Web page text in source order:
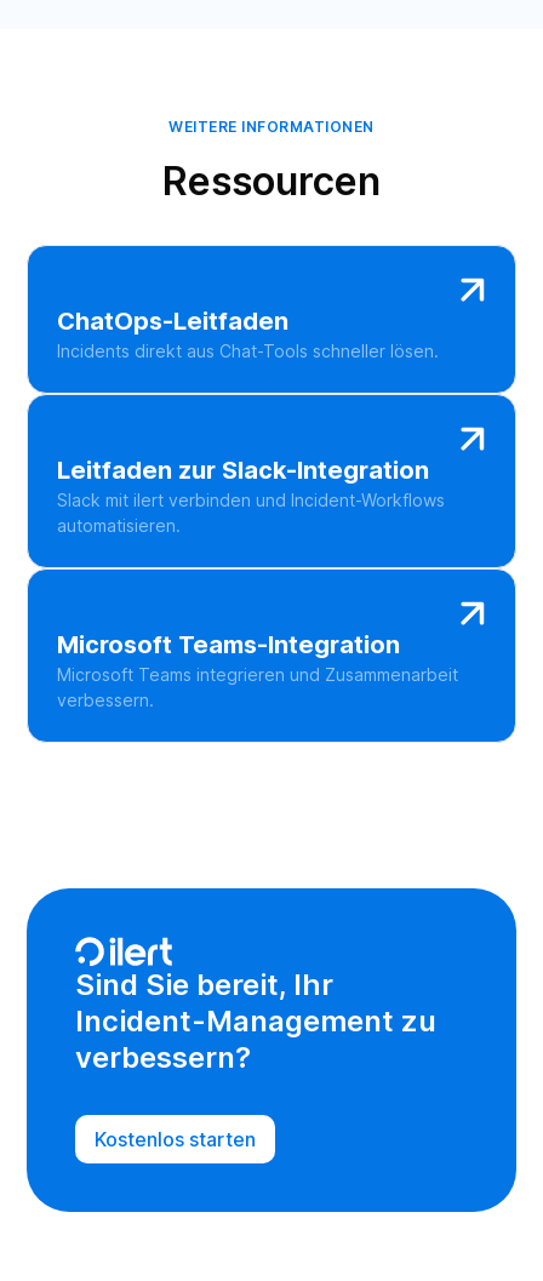
WEITERE INFORMATIONEN
Ressourcen
ChatOps-Leitfaden
Incidents direkt aus Chat-Tools schneller lösen.
Leitfaden zur Slack-Integration
Slack mit ilert verbinden und Incident-Workflows
automatisieren.
Microsoft Teams-Integration
Microsoft Teams integrieren und Zusammenarbeit
verbessern.
Sind Sie bereit, Ihr
Incident-Management zu
verbessern?
Kostenlos starten